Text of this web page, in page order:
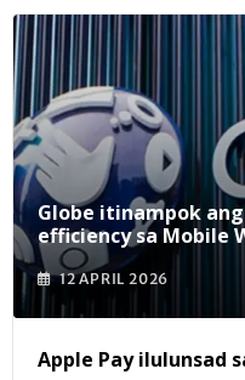
Globe itinampok
efficiency sa Mobile
12 APRIL 2026
Apple Pay ilulunsad